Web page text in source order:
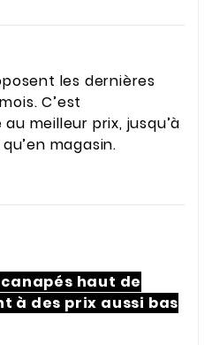
les dernières
C’est
meilleur prix, jusqu’à
magasin.
haut de
à des prix aussi bas